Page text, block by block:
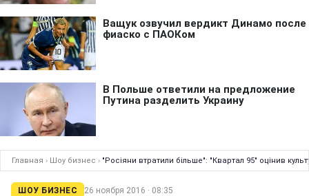
Главная › Шоу бизнес › "Росіяни втратили більше": "Квартал 95" оцінив
ШОУ БИЗНЕС 26 ноября 2016 · 08:35